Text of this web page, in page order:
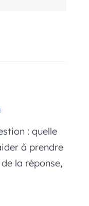
: quelle
à prendre
la réponse,